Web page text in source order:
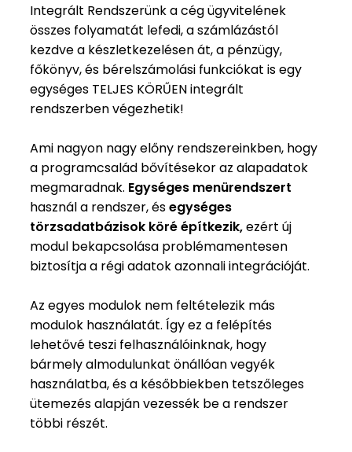
Integrált Rendszerünk a cég ügyvitelének
összes folyamatát lefedi, a számlázástól
kezdve a készletkezelésen át, a pénzügy,
főkönyv, és bérelszámolási funkciókat is egy
egységes TELJES KÖRŰEN integrált
rendszerben végezhetik!
Ami nagyon nagy előny rendszereinkben, hogy
a programcsalád bővítésekor az alapadatok
megmaradnak. Egységes menürendszert
használ a rendszer, ésegységes
törzsadatbázisok köré építkezik,ezért új
modul bekapcsolása problémamentesen
biztosítja a régi adatok azonnali integrációját.
Az egyes modulok nem feltételezik más
modulok használatát. Így ez a felépítés
lehetővé teszi felhasználóinknak, hogy
bármely almodulunkat önállóan vegyék
használatba, és a későbbiekben tetszőleges
ütemezés alapján vezessék be a rendszer
többi részét.